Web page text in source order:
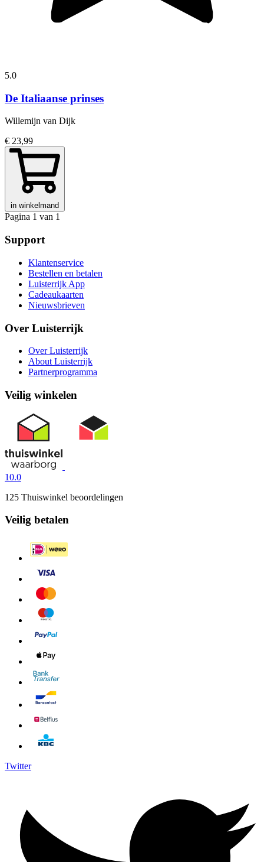
5.0
De Italiaanse prinses
Willemijn van Dijk
€ 23,99
in winkelmand
Pagina 1 van 1
Support
Klantenservice
Bestellen en betalen
Luisterrijk App
Cadeaukaarten
Nieuwsbrieven
Over Luisterrijk
Over Luisterrijk
About Luisterrijk
Partnerprogramma
Veilig winkelen
10.0
125 Thuiswinkel beoordelingen
Veilig betalen
Twitter